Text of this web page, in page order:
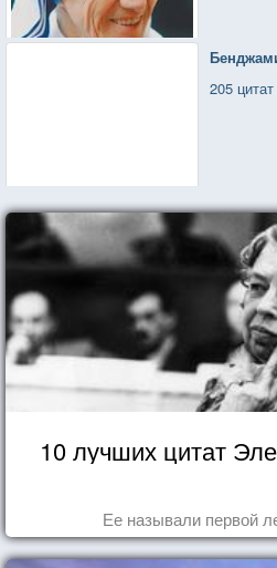
205 цитат
10 лучших цитат
Ее называли первой